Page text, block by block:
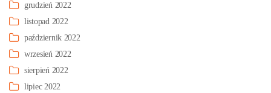
grudzień 2022
listopad 2022
październik 2022
wrzesień 2022
sierpień 2022
lipiec 2022